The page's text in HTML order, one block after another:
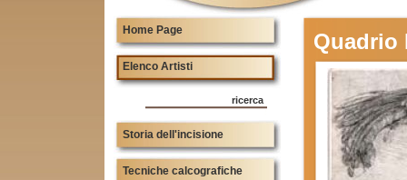
Home Page
Elenco Artisti
ricerca
Storia dell'incisione
Tecniche calcografiche
Quadrio